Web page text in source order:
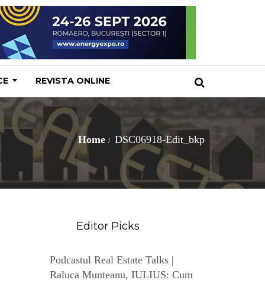
REVISTA ONLINE
Home DSC06918-Edit_bkp
Editor Picks
Podcastul Real Estate Talks |
Raluca Munteanu, IULIUS: Cum